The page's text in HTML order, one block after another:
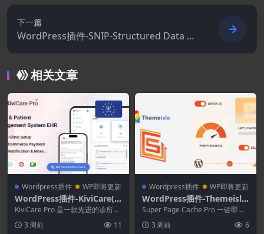
下一篇
WordPress插件-SNIP-Structured Data Pl
ugin for WordPress 2.31.8
相关文章
Wordpress插件 WP即将更新
WordPress插件-KiviCare(T
M) Pro 4.4.1–诊所和患者管
理系统 EHR（附加组件）
KiviCare Pro 是一款先进的诊所和
3 周前 11
Wordpress插件 WP即将更新
WordPress插件-Themeisle
Super Page Cache Pro 5.3.
2
Super Page Cache Pro 一键即可
3 周前 6